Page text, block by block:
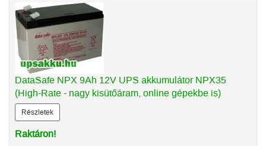
DataSafe NPX 9Ah 12V UPS akkumulátor NPX35
(High-Rate - nagy kisütőáram, online gépekbe is)
Részletek
Raktáron!